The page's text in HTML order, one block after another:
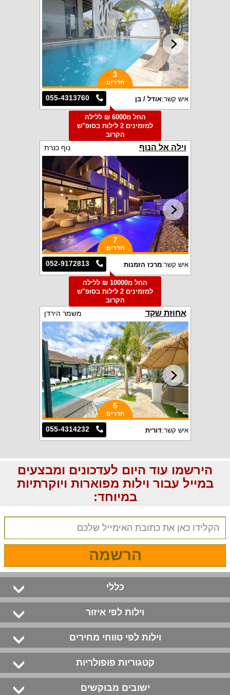
3
חדרים
055-4313760 איש קשר:אודל / בן
החל מ6000 ₪ ללילה
למזמינים 2 לילות בסופ"ש
הקרוב
וילה אל הנוף נוף כנרת
7
חדרים
052-9172813 איש קשר:מרכז הזמנות
החל מ10000 ₪ ללילה
למזמינים 2 לילות בסופ"ש
הקרוב
אחוזת שקד משמר הירדן
5
חדרים
055-4314232 איש קשר:דורית
הירשמו עוד היום לעדכונים ומבצעים
במייל עבור וילות מפוארות ויוקרתיות
במיוחד:
הרשמה
כללי
וילות לפי איזור
וילות לפי טווחי מחירים
קטגוריות פופולריות
ישובים מבוקשים